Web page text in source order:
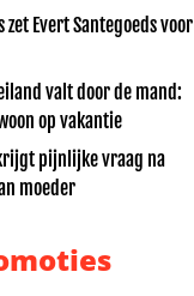
zet Evert Santegoeds voor
valt door de mand:
op vakantie
pijnlijke vraag na
moeder